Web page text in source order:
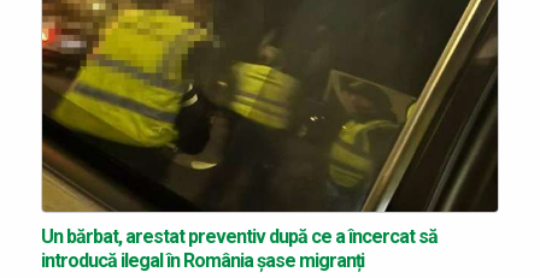
Un bărbat, arestat preventiv după ce a încercat să
introducă ilegal în România șase migranți